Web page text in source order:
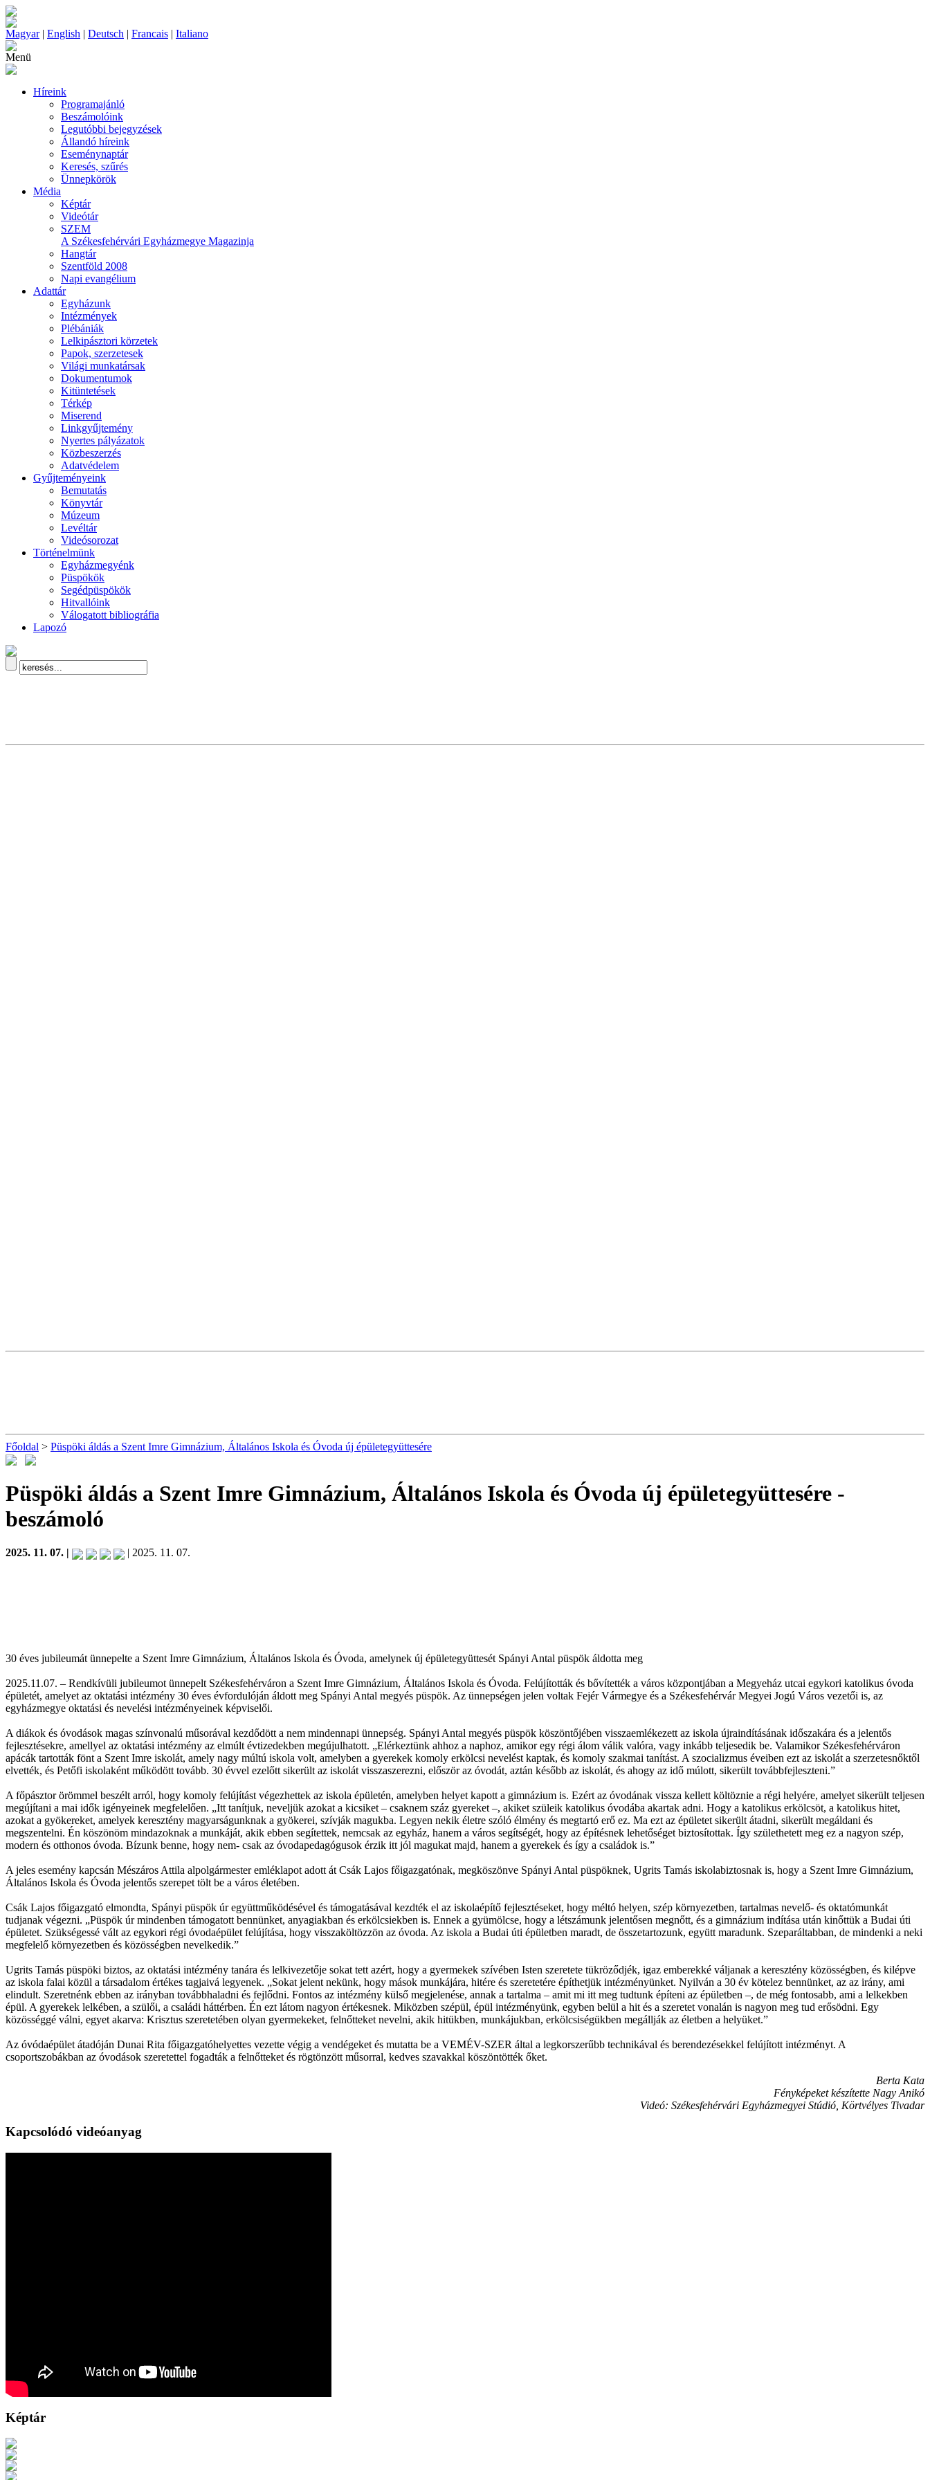
Magyar| English | Deutsch | Francais | Italiano
Menü
Híreink
Programajánló
Beszámolóink
Legutóbbi bejegyzések
Állandó híreink
Eseménynaptár
Keresés, szűrés
Ünnepkörök
Média
Képtár
Videótár
SZEM
A Székesfehérvári Egyházmegye Magazinja
Hangtár
Szentföld 2008
Napi evangélium
Adattár
Egyházunk
Intézmények
Plébániák
Lelkipásztori körzetek
Papok, szerzetesek
Világi munkatársak
Dokumentumok
Kitüntetések
Térkép
Miserend
Linkgyűjtemény
Nyertes pályázatok
Közbeszerzés
Adatvédelem
Gyűjteményeink
Bemutatás
Könyvtár
Múzeum
Levéltár
Videósorozat
Történelmünk
Egyházmegyénk
Püspökök
Segédpüspökök
Hitvallóink
Válogatott bibliográfia
Lapozó
Főoldal > Püspöki áldás a Szent Imre Gimnázium, Általános Iskola és Óvoda új épületegyüttesére
Püspöki áldás a Szent Imre Gimnázium, Általános Iskola és Óvoda új épületegyüttesére -
beszámoló
2025. 11. 07. | | 2025. 11. 07.
30 éves jubileumát ünnepelte a Szent Imre Gimnázium, Általános Iskola és Óvoda, amelynek új épületegyüttesét Spányi Antal püspök áldotta meg
2025.11.07. – Rendkívüli jubileumot ünnepelt Székesfehérváron a Szent Imre Gimnázium, Általános Iskola és Óvoda. Felújították és bővítették a város központjában a Megyeház utcai egykori katolikus óvoda
épületét, amelyet az oktatási intézmény 30 éves évfordulóján áldott meg Spányi Antal megyés püspök. Az ünnepségen jelen voltak Fejér Vármegye és a Székesfehérvár Megyei Jogú Város vezetői is, az
egyházmegye oktatási és nevelési intézményeinek képviselői.
A diákok és óvodások magas színvonalú műsorával kezdődött a nem mindennapi ünnepség. Spányi Antal megyés püspök köszöntőjében visszaemlékezett az iskola újraindításának időszakára és a jelentős
fejlesztésekre, amellyel az oktatási intézmény az elmúlt évtizedekben megújulhatott. „Elérkeztünk ahhoz a naphoz, amikor egy régi álom válik valóra, vagy inkább teljesedik be. Valamikor Székesfehérváron
apácák tartották fönt a Szent Imre iskolát, amely nagy múltú iskola volt, amelyben a gyerekek komoly erkölcsi nevelést kaptak, és komoly szakmai tanítást. A szocializmus éveiben ezt az iskolát a szerzetesnőktől
elvették, és Petőfi iskolaként működött tovább. 30 évvel ezelőtt sikerült az iskolát visszaszerezni, először az óvodát, aztán később az iskolát, és ahogy az idő múlott, sikerült továbbfejleszteni.”
A főpásztor örömmel beszélt arról, hogy komoly felújítást végezhettek az iskola épületén, amelyben helyet kapott a gimnázium is. Ezért az óvodának vissza kellett költöznie a régi helyére, amelyet sikerült teljesen
megújítani a mai idők igényeinek megfelelően. „Itt tanítjuk, neveljük azokat a kicsiket – csaknem száz gyereket –, akiket szüleik katolikus óvodába akartak adni. Hogy a katolikus erkölcsöt, a katolikus hitet,
azokat a gyökereket, amelyek keresztény magyarságunknak a gyökerei, szívják magukba. Legyen nekik életre szóló élmény és megtartó erő ez. Ma ezt az épületet sikerült átadni, sikerült megáldani és
megszentelni. Én köszönöm mindazoknak a munkáját, akik ebben segítettek, nemcsak az egyház, hanem a város segítségét, hogy az építésnek lehetőséget biztosítottak. Így születhetett meg ez a nagyon szép,
modern és otthonos óvoda. Bízunk benne, hogy nem- csak az óvodapedagógusok érzik itt jól magukat majd, hanem a gyerekek és így a családok is.”
A jeles esemény kapcsán Mészáros Attila alpolgármester emléklapot adott át Csák Lajos főigazgatónak, megköszönve Spányi Antal püspöknek, Ugrits Tamás iskolabiztosnak is, hogy a Szent Imre Gimnázium,
Általános Iskola és Óvoda jelentős szerepet tölt be a város életében.
Csák Lajos főigazgató elmondta, Spányi püspök úr együttműködésével és támogatásával kezdték el az iskolaépítő fejlesztéseket, hogy méltó helyen, szép környezetben, tartalmas nevelő- és oktatómunkát
tudjanak végezni. „Püspök úr mindenben támogatott bennünket, anyagiakban és erkölcsiekben is. Ennek a gyümölcse, hogy a létszámunk jelentősen megnőtt, és a gimnázium indítása után kinőttük a Budai úti
épületet. Szükségessé vált az egykori régi óvodaépület felújítása, hogy visszaköltözzön az óvoda. Az iskola a Budai úti épületben maradt, de összetartozunk, együtt maradunk. Szeparáltabban, de mindenki a neki
megfelelő környezetben és közösségben nevelkedik.”
Ugrits Tamás püspöki biztos, az oktatási intézmény tanára és lelkivezetője sokat tett azért, hogy a gyermekek szívében Isten szeretete tükröződjék, igaz emberekké váljanak a keresztény közösségben, és kilépve
az iskola falai közül a társadalom értékes tagjaivá legyenek. „Sokat jelent nekünk, hogy mások munkájára, hitére és szeretetére építhetjük intézményünket. Nyilván a 30 év kötelez bennünket, az az irány, ami
elindult. Szeretnénk ebben az irányban továbbhaladni és fejlődni. Fontos az intézmény külső megjelenése, annak a tartalma – amit mi itt meg tudtunk építeni az épületben –, de még fontosabb, ami a lelkekben
épül. A gyerekek lelkében, a szülői, a családi háttérben. Én ezt látom nagyon értékesnek. Miközben szépül, épül intézményünk, egyben belül a hit és a szeretet vonalán is nagyon meg tud erősödni. Egy
közösséggé válni, egyet akarva: Krisztus szeretetében olyan gyermekeket, felnőtteket nevelni, akik hitükben, munkájukban, erkölcsiségükben megállják az életben a helyüket.”
Az óvódaépület átadóján Dunai Rita főigazgatóhelyettes vezette végig a vendégeket és mutatta be a VEMÉV-SZER által a legkorszerűbb technikával és berendezésekkel felújított intézményt. A
csoportszobákban az óvodások szeretettel fogadták a felnőtteket és rögtönzött műsorral, kedves szavakkal köszöntötték őket.
Berta Kata
Fényképeket készítette Nagy Anikó
Videó: Székesfehérvári Egyházmegyei Stúdió, Körtvélyes Tivadar
Kapcsolódó videóanyag
Képtár